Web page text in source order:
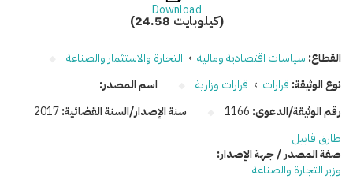
Download
(24.58 كيلوبايت)
القطاع: سياسات اقتصادية ومالية › التجارة والاستثمار والصناعة
نوع الوثيقة: قرارات › قرارات وزارية
رقم الوثيقة/الدعوى: 1166 سنة الإصدار/السنة القضائية:2017
اسم المصدر:
طارق قابيل
صفة المصدر / جهة الإصدار:
وزير التجارة والصناعة